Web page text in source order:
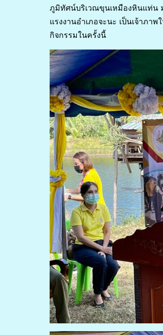
ภูมิทัศน์บริเวณขุนเหมืองหินแท่น
แรงงานอำเภอจะนะ เป็นเจ้าภ
กิจกรรมในครั้งนี้